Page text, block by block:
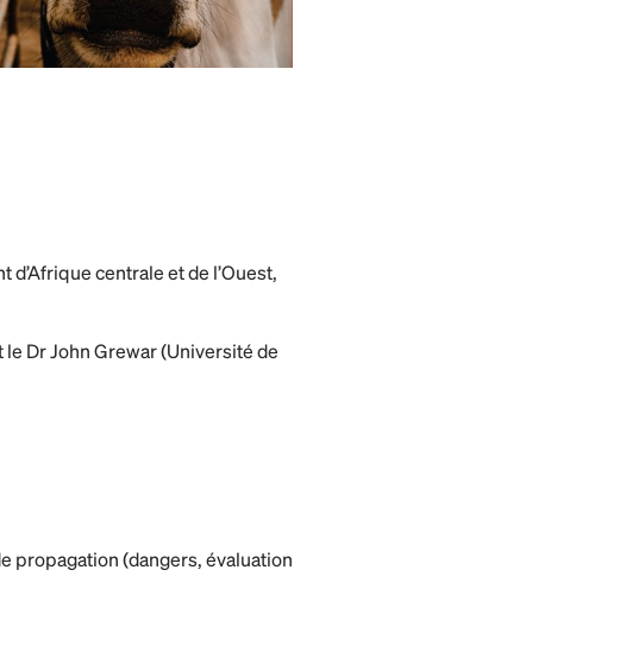
centrale et de l’Ouest,
Dr John Grewar (Université de
propagation (dangers, évaluation